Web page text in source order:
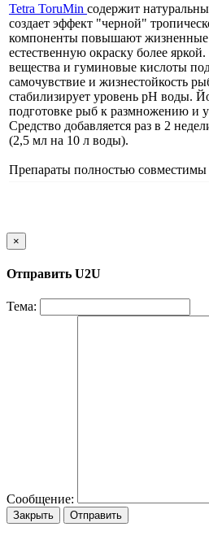
Tetra ToruMin содержит
создает эффект "черной"
компоненты повышают
естественную окраску более
вещества и гуминовые кислоты
самочувствие и жизнестойкость
стабилизирует уровень pH воды.
подготовке рыб к размножению и
Средство добавляется раз в 2
(2,5 мл на 10 л воды).
Препараты полностью совместимы
×
Отправить U2U
Тема:
Сообщение:
Закрыть Отправить